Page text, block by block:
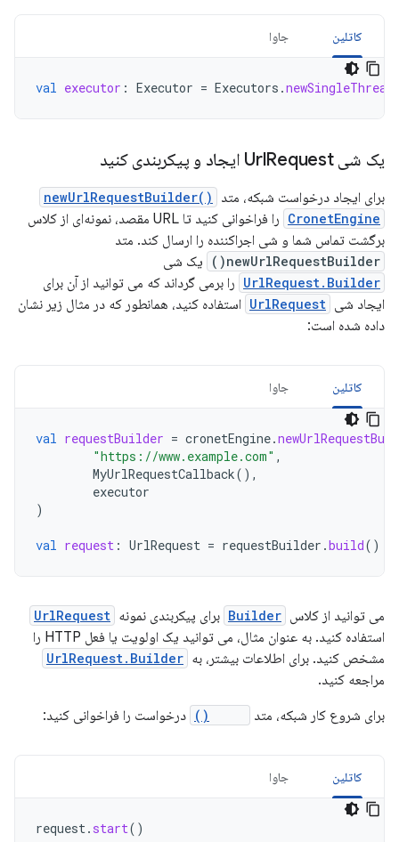
کاتلین جاوا
val executor : Executor = Executors .
یک شی UrlRequest ایجاد و پیکربندی کنید
برای ایجاد درخواست شبکه، متد
newUrlRequestBuilder()
CronetEngine
را فراخوانی کنید تا URL مقصد، نمونه‌ای از کلاس
برگشت تماس شما و شی اجراکننده را ارسال کند. متد
newUrlRequestBuilder() یک شی
UrlRequest.Builder را برمی گرداند که می توانید از آن برای
ایجاد شی UrlRequest استفاده کنید، همانطور که در مثال زیر نشان
داده شده است:
کاتلین جاوا
val requestBuilder = cronetEngine.
"https://www.example.com" ,
MyUrlRequestCallback(),
executor
)
val request : UrlRequest = requestBuilder .build()
می توانید از کلاس Builder برای پیکربندی نمونه UrlRequest
استفاده کنید. به عنوان مثال، می توانید یک اولویت یا فعل HTTP را
مشخص کنید. برای اطلاعات بیشتر، به UrlRequest.Builder
مراجعه کنید.
برای شروع کار شبکه، متد
درخواست را فراخوانی کنید:
کاتلین جاوا
request. start()